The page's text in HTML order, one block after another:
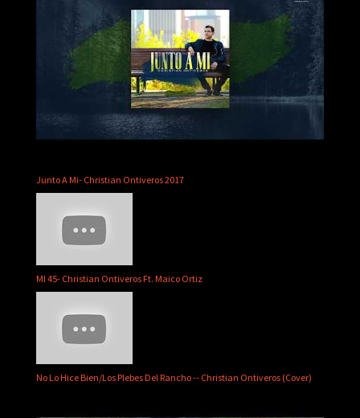
Junto A Mi- Christian Ontiveros 2017
MI 45- Christian Ontiveros Ft. Maico Ortiz
No Lo Hice Bien/Los Plebes Del Rancho -- Christian Ontiveros (Cover)